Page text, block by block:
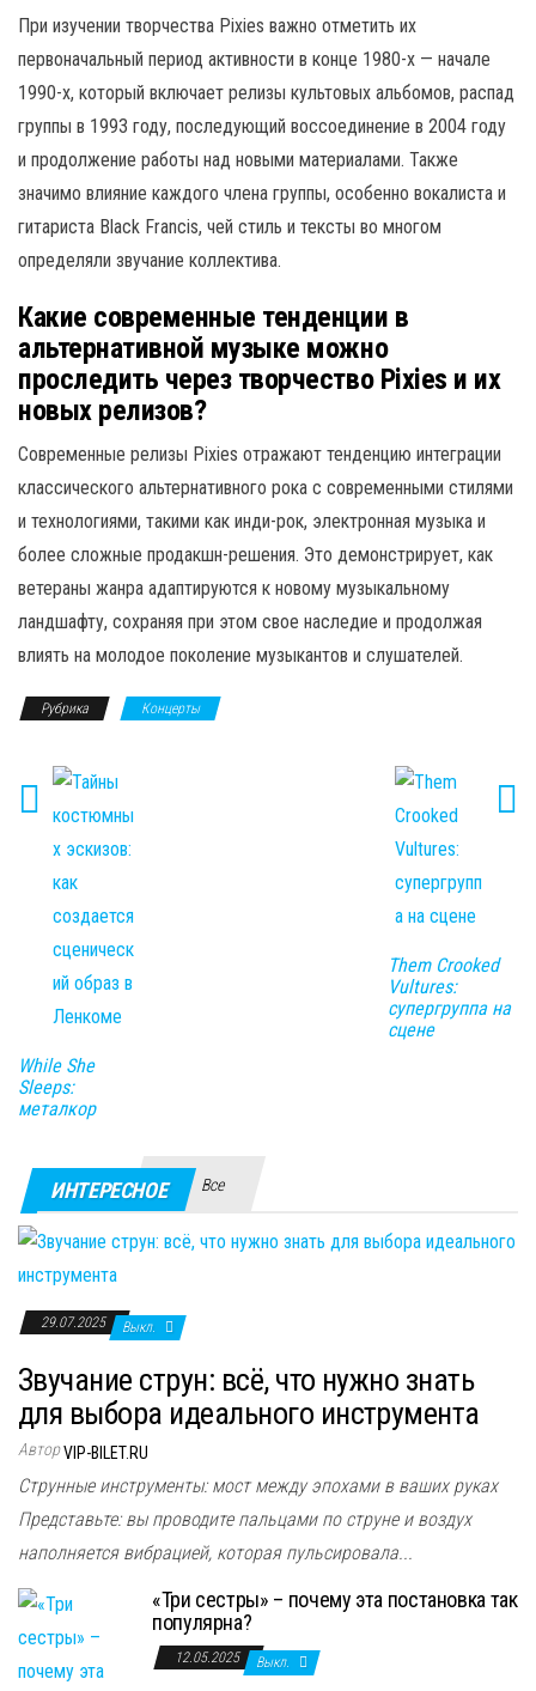
При изучении творчества Pixies важно отметить их
первоначальный период активности в конце 1980-х — начале
1990-х, который включает релизы культовых альбомов, распад
группы в 1993 году, последующий воссоединение в 2004 году
и продолжение работы над новыми материалами. Также
значимо влияние каждого члена группы, особенно вокалиста и
гитариста Black Francis, чей стиль и тексты во многом
определяли звучание коллектива.
Какие современные тенденции в
альтернативной музыке можно
проследить через творчество Pixies и их
новых релизов?
Современные релизы Pixies отражают тенденцию интеграции
классического альтернативного рока с современными стилями
и технологиями, такими как инди-рок, электронная музыка и
более сложные продакшн-решения. Это демонстрирует, как
ветераны жанра адаптируются к новому музыкальному
ландшафту, сохраняя при этом свое наследие и продолжая
влиять на молодое поколение музыкантов и слушателей.
Рубрика Концерты
While She
Sleeps:
металкор
Them Crooked
Vultures:
супергруппа на
сцене
ИНТЕРЕСНОЕ Все
29.07.2025 Выкл.
Звучание струн: всё, что нужно знать
для выбора идеального инструмента
АвторVIP-BILET.RU
Струнные инструменты: мост между эпохами в ваших руках
Представьте: вы проводите пальцами по струне и воздух
наполняется вибрацией, которая пульсировала...
«Три сестры» – почему эта постановка так
популярна?
12.05.2025 Выкл.